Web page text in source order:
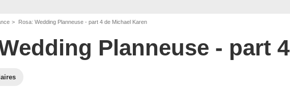
Rosa: Wedding Planneuse - part 4 de Michael Karen
Planneuse - part 4